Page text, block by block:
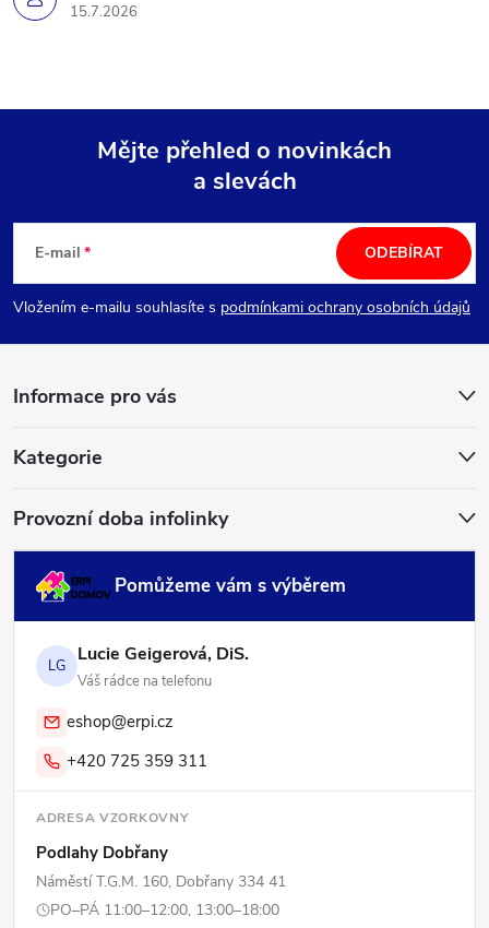
15.7.2026
p
a
Mějte přehled o novinkách
a slevách
E-mail
Vložením e-mailu souhlasíte s podmínkami ochrany osobních údajů
ODEBÍRAT
Informace pro vás
Kategorie
Provozní doba infolinky
Pomůžeme vám s výběrem
LG Lucie Geigerová, DiS.
Váš rádce na telefonu
eshop@erpi.cz
+420 725 359 311
ADRESA VZORKOVNY
Podlahy Dobřany
Náměstí T.G.M. 160, Dobřany 334 41
PO–PÁ 11:00–12:00, 13:00–18:00